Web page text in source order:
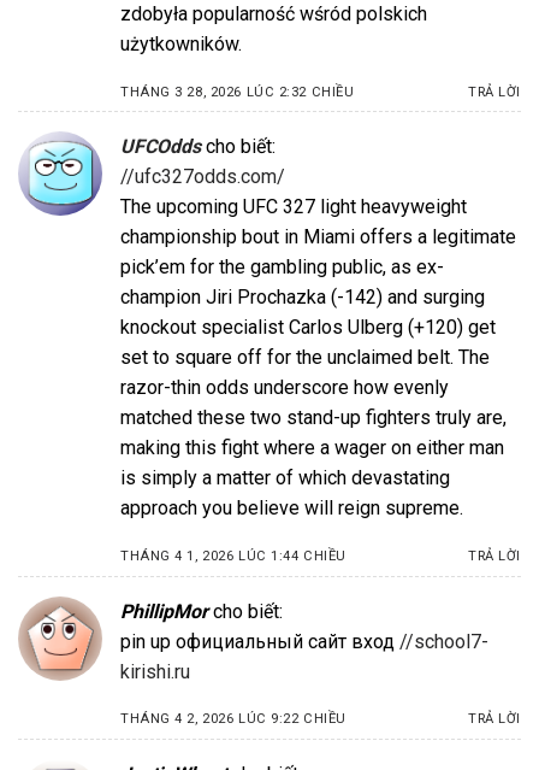
zdobyła popularność wśród polskich
użytkowników.
THÁNG 3 28, 2026 LÚC 2:32 CHIỀU TRẢ LỜI
UFCOdds cho biết:
//ufc327odds.com/
The upcoming UFC 327 light heavyweight
championship bout in Miami offers a legitimate
pick’em for the gambling public, as ex-
champion Jiri Prochazka (-142) and surging
knockout specialist Carlos Ulberg (+120) get
set to square off for the unclaimed belt. The
razor-thin odds underscore how evenly
matched these two stand-up fighters truly are,
making this fight where a wager on either man
is simply a matter of which devastating
approach you believe will reign supreme.
THÁNG 4 1, 2026 LÚC 1:44 CHIỀU TRẢ LỜI
PhillipMor cho biết:
pin up официальный сайт вход //school7-
kirishi.ru
THÁNG 4 2, 2026 LÚC 9:22 CHIỀU TRẢ LỜI